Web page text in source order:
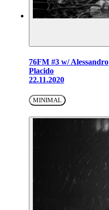
76FM #3 w/ Alessandro
Placido
22.11.2020
MINIMAL